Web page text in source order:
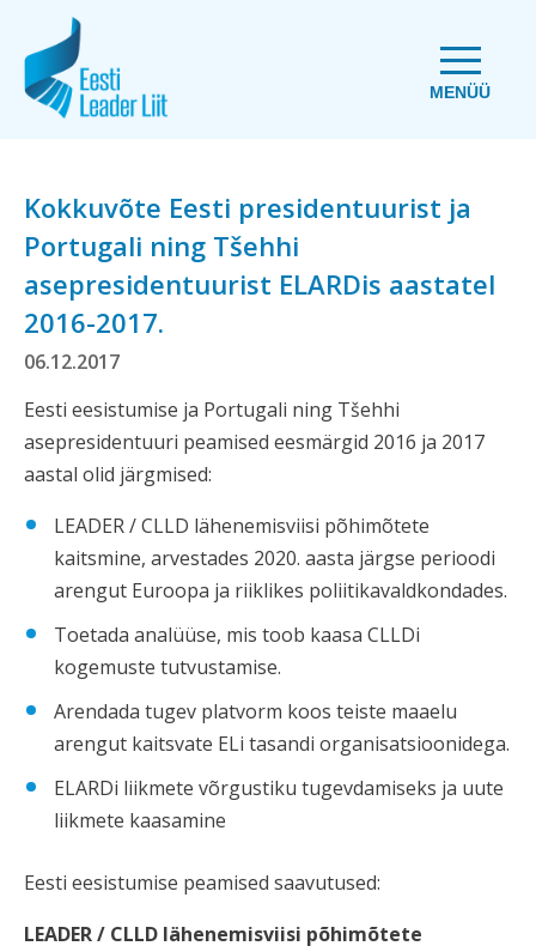
MENÜÜ
Kokkuvõte Eesti presidentuurist ja
Portugali ning Tšehhi
asepresidentuurist ELARDis aastatel
2016-2017.
06.12.2017
Eesti eesistumise ja Portugali ning Tšehhi
asepresidentuuri peamised eesmärgid 2016 ja 2017
aastal olid järgmised:
LEADER / CLLD lähenemisviisi põhimõtete
kaitsmine, arvestades 2020. aasta järgse perioodi
arengut Euroopa ja riiklikes poliitikavaldkondades.
Toetada analüüse, mis toob kaasa CLLDi
kogemuste tutvustamise.
Arendada tugev platvorm koos teiste maaelu
arengut kaitsvate ELi tasandi organisatsioonidega.
ELARDi liikmete võrgustiku tugevdamiseks ja uute
liikmete kaasamine
Eesti eesistumise peamised saavutused:
LEADER / CLLD lähenemisviisi põhimõtete